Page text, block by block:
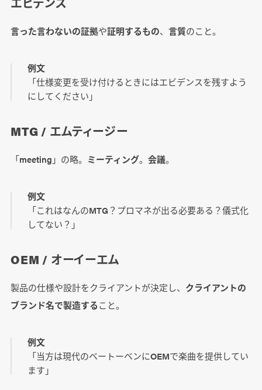
言った言わないの証拠や証明するもの、 言質のこと。
例文
「仕様変更を受け付けるときにはエビデンスを残すよう
にしてください」
MTG / エムティージー
「meeting」の略。 ミーティング。 会議。
例文
「これはなんのMTG？プロマネが出る必要ある？儀式化
してない？」
OEM / オーイーエム
製品の仕様や設計をクライアントが決定し、 クライアントの
ブランド名で製造すること。
例文
「当方は現代のベートーベンにOEMで楽曲を提供してい
ます」